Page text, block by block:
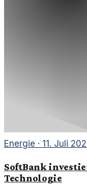
Energie · 11. Juli
SoftBank
Technologie